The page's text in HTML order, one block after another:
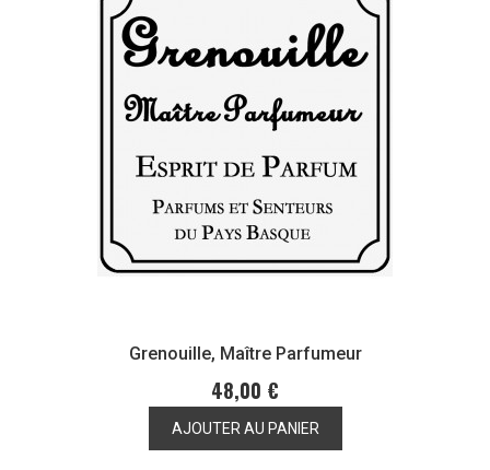
Grenouille, Maître Parfumeur
48,00 €
AJOUTER AU PANIER